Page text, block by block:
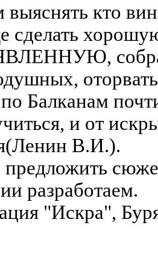
выяснять кто
сделать
Балканам
и от
В.И.).
предложить
разработаем.
"Искра",